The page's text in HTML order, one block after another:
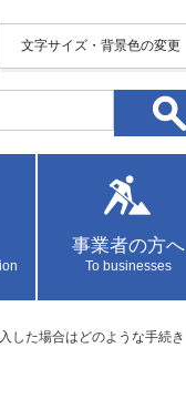
文字サイズ・背景色の変更
事業者の方へ
To businesses
した場合はどのような手続き